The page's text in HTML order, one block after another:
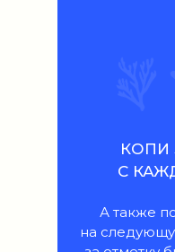
КОПИ
С
А также
на